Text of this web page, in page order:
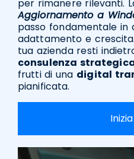
per rimanere rilevanti.
Aggiornamento a
passo fondamentale in
adattamento e
tua azienda resti
consulenza
frutti di una digital
pianificata.